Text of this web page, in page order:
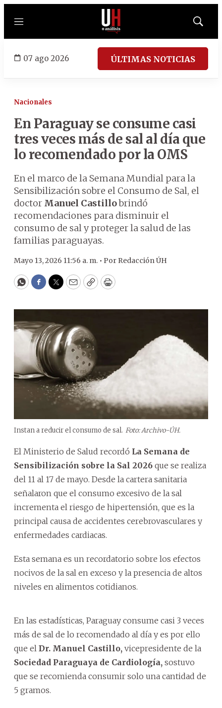
Menú
Mostrar
07 ago 2026 ÚLTIMAS NOTICIAS
Nacionales
En Paraguay se consume casi
tres veces más de sal al día que
lo recomendado por la OMS
En el marco de la Semana Mundial para la
Sensibilización sobre el Consumo de Sal, el
doctor Manuel Castillobrindó
recomendaciones para disminuir el
consumo de sal y proteger la salud de las
familias paraguayas.
Mayo 13, 2026 11:56 a. m. • Por Redacción ÚH
WhatsApp
Facebook
Twitter
EmailCopyPrint
Instan a reducir el consumo de sal. Foto: Archivo-ÚH.
El Ministerio de Salud recordó La Semana de
Sensibilización sobre la Sal 2026 que se realiza
del 11 al 17 de mayo. Desde la cartera sanitaria
señalaron que el consumo excesivo de la sal
incrementa el riesgo de hipertensión, que es la
principal causa de accidentes cerebrovasculares y
enfermedades cardiacas.
Esta semana es un recordatorio sobre los efectos
nocivos de la sal en exceso y la presencia de altos
niveles en alimentos cotidianos.
En las estadísticas, Paraguay consume casi 3 veces
más de sal de lo recomendado al día y es por ello
que el Dr. Manuel Castillo, vicepresidente de la
Sociedad Paraguaya de Cardiología, sostuvo
que se recomienda consumir solo una cantidad de
5 gramos.